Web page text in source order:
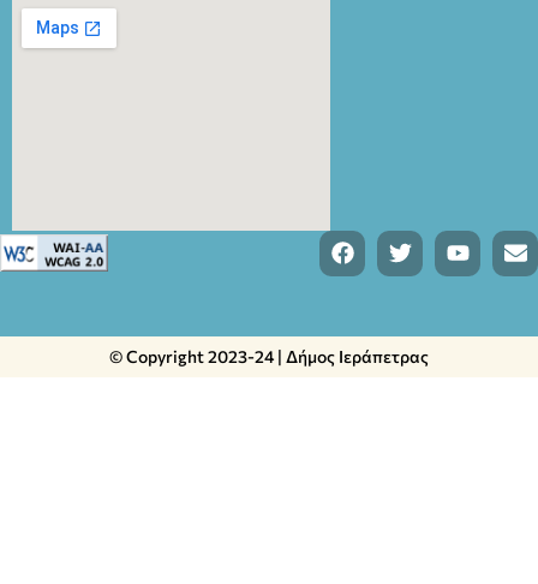
© Copyright 2023-24 | Δήμος Ιεράπετρας